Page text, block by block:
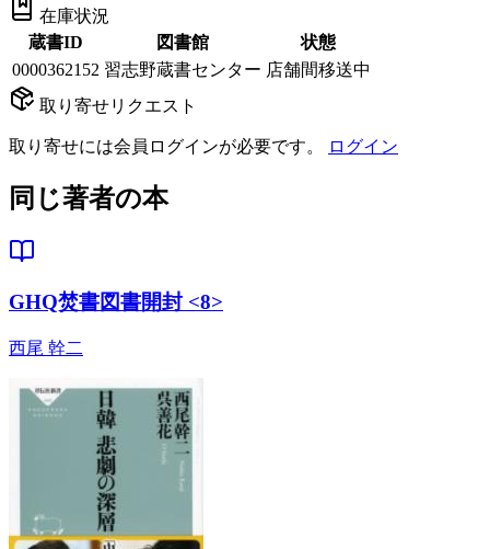
在庫状況
蔵書ID
図書館
状態
0000362152 習志野蔵書センター 店舗間移送中
取り寄せリクエスト
取り寄せには会員ログインが必要です。 ログイン
同じ著者の本
GHQ焚書図書開封 <8>
西尾 幹二